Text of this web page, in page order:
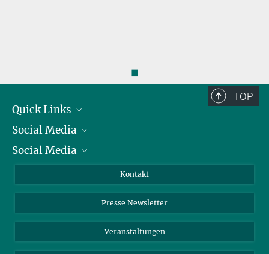
◼
TOP
Quick Links
Präsident
Zahlen und Fakten
Meldestelle Fehlverhalten
Social Media
Bluesky
Social Media
YouTube
Kontakt
Presse Newsletter
Veranstaltungen